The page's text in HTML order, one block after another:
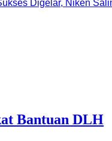
Digelar, Niken
Bantuan DLH